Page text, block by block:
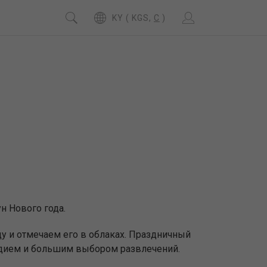
KY ( KGS, C )
Нового года.
и отмечаем его в облаках. Праздничный
и большим выбором развлечений.